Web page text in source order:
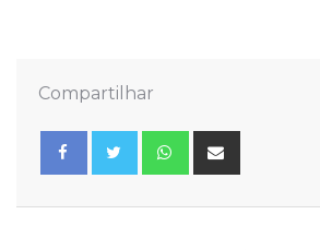
Compartilhar
Whatsapp